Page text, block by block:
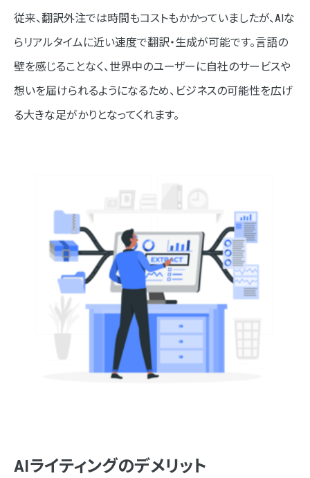
従来、翻訳外注では時間もコストもかかっていましたが、AIな
らリアルタイムに近い速度で翻訳・生成が可能です。言語の
壁を感じることなく、世界中のユーザーに自社のサービスや
想いを届けられるようになるため、ビジネスの可能性を広げ
る大きな足がかりとなってくれます。
AIライティングのデメリット